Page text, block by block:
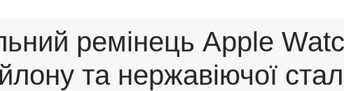
ремінець Apple
та нержавіючої